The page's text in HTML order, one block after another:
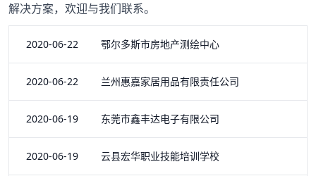
解决方案，欢迎与我们联系。
2020-06-22 鄂尔多斯市房地产测绘中心
2020-06-22 兰州惠嘉家居用品有限责任公司
2020-06-19 东莞市鑫丰达电子有限公司
2020-06-19 云县宏华职业技能培训学校